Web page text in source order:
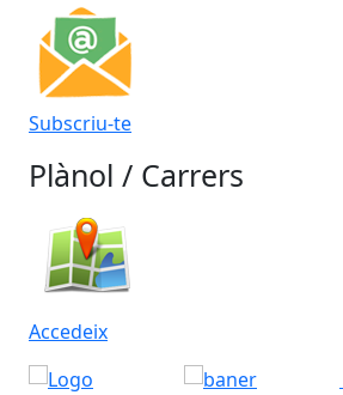
Subscriu-te
Plànol / Carrers
Accedeix